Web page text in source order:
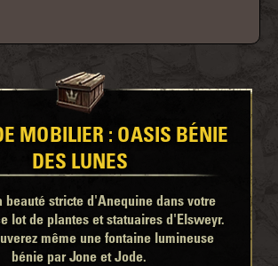
MOBILIER : OASIS BÉNIE
DES LUNES
beauté stricte d'Anequine dans votre
lot de plantes et statuaires d'Elsweyr.
même une fontaine lumineuse
bénie par Jone et Jode.